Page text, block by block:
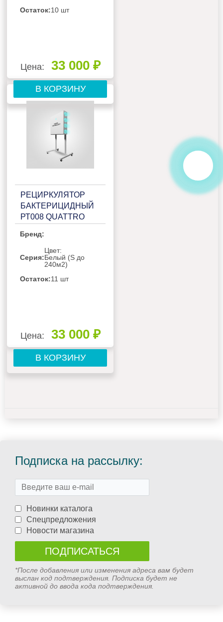
Остаток:10 шт
Цена: 33 000 ₽
В КОРЗИНУ
РЕЦИРКУЛЯТОР
БАКТЕРИЦИДНЫЙ
РТ008 QUATTRO
Бренд:
Серия:
Цвет:
Белый (S до
240м2)
Остаток:11 шт
Цена: 33 000 ₽
В КОРЗИНУ
Подписка на рассылку:
Новинки каталога
Спецпредложения
Новости магазина
*После добавления или изменения адреса вам будет
выслан код подтверждения. Подписка будет не
активной до ввода кода подтверждения.